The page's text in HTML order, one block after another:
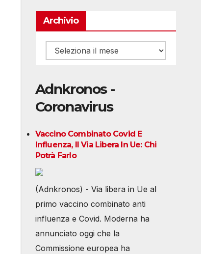
Archivio
Archivio
Adnkronos -
Coronavirus
Vaccino Combinato Covid E
Influenza, Il Via Libera In Ue: Chi
Potrà Farlo
(Adnkronos) - Via libera in Ue al
primo vaccino combinato anti
influenza e Covid. Moderna ha
annunciato oggi che la
Commissione europea ha